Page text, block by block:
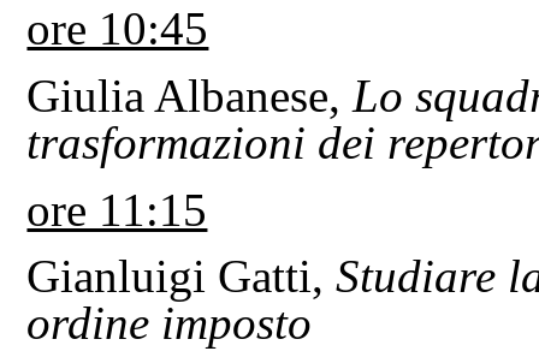
ore 10:45
Giulia Albanese,Lo
trasformazioni dei
ore 11:15
Gianluigi Gatti,Studiare
ordine imposto